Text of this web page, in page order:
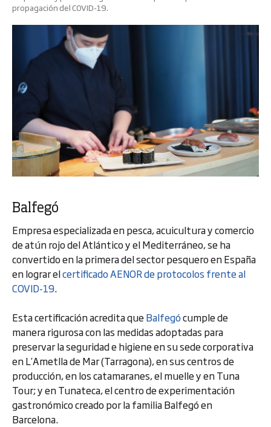
propagación del COVID-19.
Balfegó
Empresa especializada en pesca, acuicultura y comercio
de atún rojo del Atlántico y el Mediterráneo, se ha
convertido en la primera del sector pesquero en España
en lograr elcertificado AENOR de protocolos frente al
COVID-19.
Esta certificación acredita queBalfegócumple de
manera rigurosa con las medidas adoptadas para
preservar la seguridad e higiene en su sede corporativa
en L’Ametlla de Mar (Tarragona), en sus centros de
producción, en los catamaranes, el muelle y en Tuna
Tour; y en Tunateca, el centro de experimentación
gastronómico creado por la familia Balfegó en
Barcelona.